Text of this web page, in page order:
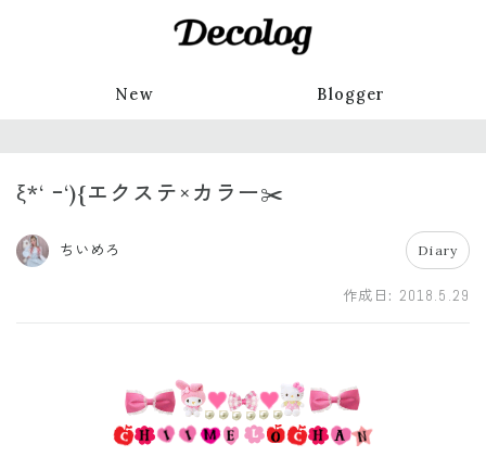
New Blogger
ξ*‘ ｰ‘){エクステ×カラー✂️
ちいめろ Diary
作成日: 2018.5.29